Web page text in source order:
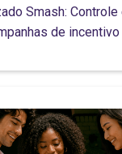
Smash:
de incentivo